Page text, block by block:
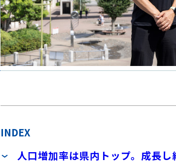
INDEX
人口増加率は県内トップ。成長し